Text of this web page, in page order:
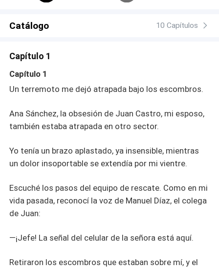
¡Todo el dolor que sufrió Ana, ahora lo sufrirás en carne
propia! Me obligó a postrarme ante la foto de Ana,
se extendía como un manto escarlata. Morí desangrada
día del terremoto. Y viendo esto, decidí que, esta vez, ni
mi hijo ni yo dependeríamos de él.
Catálogo 10 Capítulos
Capítulo 1
Capítulo 1
Un terremoto me dejó atrapada bajo los escombros.
Ana Sánchez, la obsesión de Juan Castro, mi esposo,
también estaba atrapada en otro sector.
Yo tenía un brazo aplastado, ya insensible, mientras
un dolor insoportable se extendía por mi vientre.
Escuché los pasos del equipo de rescate. Como en mi
vida pasada, reconocí la voz de Manuel Díaz, el colega
de Juan:
—¡Jefe! La señal del celular de la señora está aquí.
Retiraron los escombros que estaban sobre mí, y el